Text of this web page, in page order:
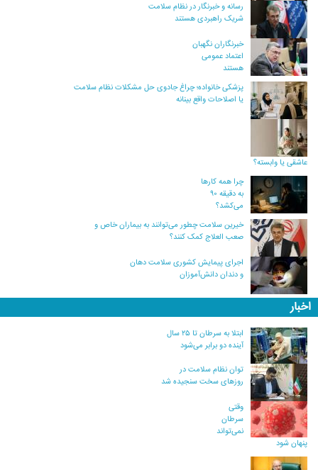
رسانه و خبرنگار در نظام سلامت
شریک راهبردی هستند
خبرنگاران نگهبان
اعتماد عمومی
هستند
پزشکی خانواده؛ چراغ جادوی حل مشکلات نظام سلامت
یا اصلاحات واقع بینانه
عاشقی یا وابسته؟
چرا همه کارها
به دقیقه ۹۰
می‌کشد؟
خیرین سلامت چطور می‌توانند به بیماران خاص و
صعب العلاج کمک کنند؟
اجرای پیمایش کشوری سلامت دهان
و دندان دانش‌آموزان
اخبار
ابتلا به سرطان تا ۲۵ سال
آینده دو برابر می‌شود
توان نظام سلامت در
روزهای سخت سنجیده شد
وقتی
سرطان
نمی‌تواند
پنهان شود